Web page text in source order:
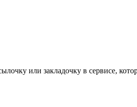
или закладочку в сервисе,